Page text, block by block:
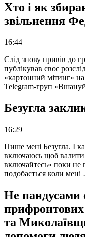
Хто і як
звільнення
16:44
Слід знову привів до
публікував своє
«картонний мітинг»
Telegram-груп
Безугла
16:29
Пише мені Безугла. І
включаюсь щоб
включайтесь» поки не
подобається коли
Не пандусами
та